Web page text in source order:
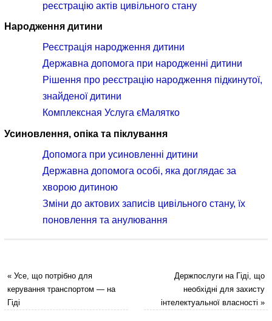
реєстрацію актів цивільного стану
Народження дитини
Реєстрація народження дитини
Державна допомога при народженні дитини
Рішення про реєстрацію народження підкинутої,
знайденої дитини
Комплексная Услуга єМалятко
Усиновлення, опіка та піклування
Допомога при усиновленні дитини
Державна допомога особі, яка доглядає за
хворою дитиною
Зміни до актових записів цивільного стану, їх
поновлення та анулювання
«Усе, що потрібно для
керування транспортом — на
Гіді
Держпослуги на Гіді, що
необхідні для захисту
інтелектуальної власності»